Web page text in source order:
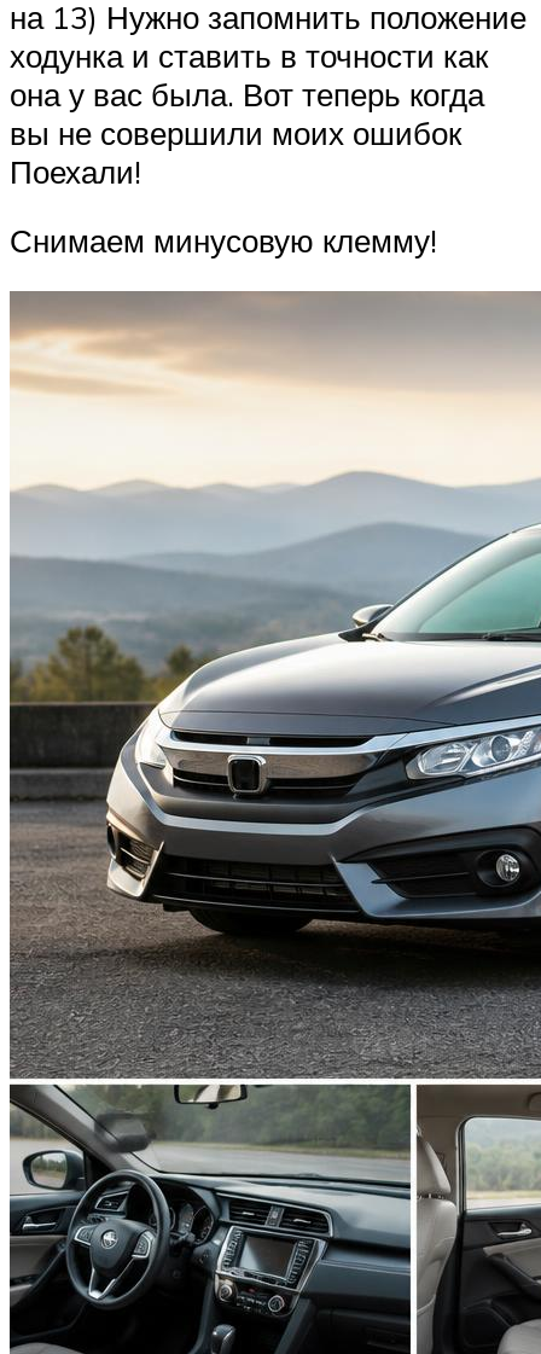
на 13) Нужно запомнить положение
ходунка и ставить в точности как
она у вас была. Вот теперь когда
вы не совершили моих ошибок
Поехали!
Снимаем минусовую клемму!